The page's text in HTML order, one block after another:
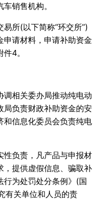
销售机构。
所(以下简称“环交所”)
申请材料，申请补助资金
4。
调相关委办局推动纯电动
局负责财政补助资金的安
和信息化委员会负责纯电
性负责，凡产品与申报材
，提供虚假信息、骗取补
行为处罚处分条例》(国
有关单位和人员的责